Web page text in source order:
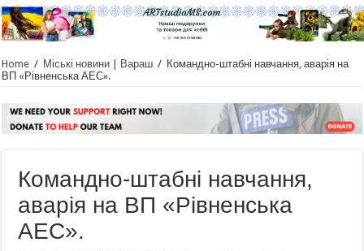
Home / Міські новини | Вараш / Командно-штабні навчання, аварія на
ВП «Рівненська АЕС».
Командно-штабні навчання,
аварія на ВП «Рівненська
АЕС».